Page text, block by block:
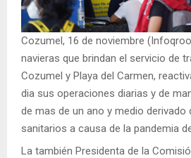
Cozumel, 16 de noviembre
navieras que brindan el servicio de
Cozumel y Playa del Carmen,
dia sus operaciones diarias y de
de mas de un ano y medio derivado
sanitarios a causa de la pandemia
La también Presidenta de la